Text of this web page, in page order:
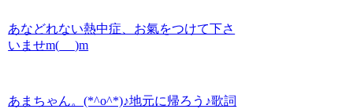
あなどれない熱中症、お氣をつけて下さ
いませm(_ _)m
あまちゃん。(*^o^*)♪地元に帰ろう♪歌詞